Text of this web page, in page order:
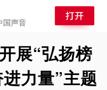
国声音
展“弘扬榜
力量”主题